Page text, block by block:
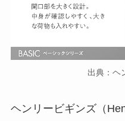
出典：ヘ
ヘンリービギンズ（